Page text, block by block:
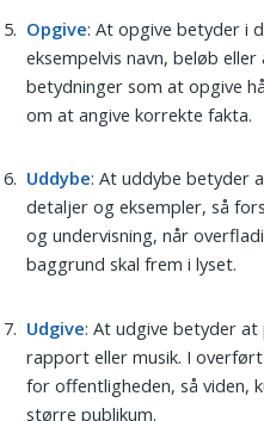
Opgive: At opgive betyder i
eksempelvis navn, beløb
betydninger som at opgive
om at angive korrekte fakta.
Uddybe: At uddybe betyder
detaljer og eksempler, så
og undervisning, når
baggrund skal frem i lyset.
Udgive: At udgive betyder
rapport eller musik. I
for offentligheden, så viden,
større publikum.